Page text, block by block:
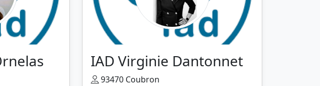
IAD Virginie Dantonnet
93470 Coubron